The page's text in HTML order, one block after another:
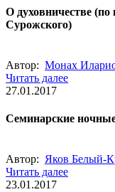
О духовничестве
Сурожского)
Автор: Монах
Читать далее
27.01.2017
Семинарские
Автор: Яков Белый-
Читать далее
23.01.2017